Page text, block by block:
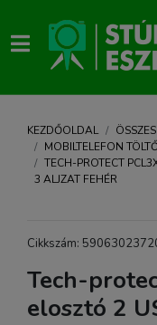
KEZDŐOLDAL
MOBILTELEFON
TECH-PROTECT
3 ALJZAT FEHÉR
Cikkszám:
Tech-
elosztó 2